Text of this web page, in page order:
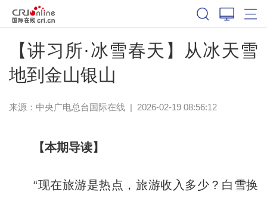
【讲习所·冰雪春天】从冰天雪
地到金山银山
来源：中央广电总台国际在线| 2026-02-19 08:56:12
【本期导读】
“现在旅游是热点，旅游收入多少？白雪换